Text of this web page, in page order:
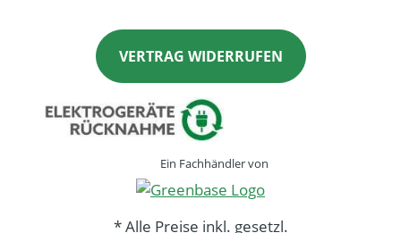
VERTRAG WIDERRUFEN
Ein Fachhändler von
* Alle Preise inkl. gesetzl.